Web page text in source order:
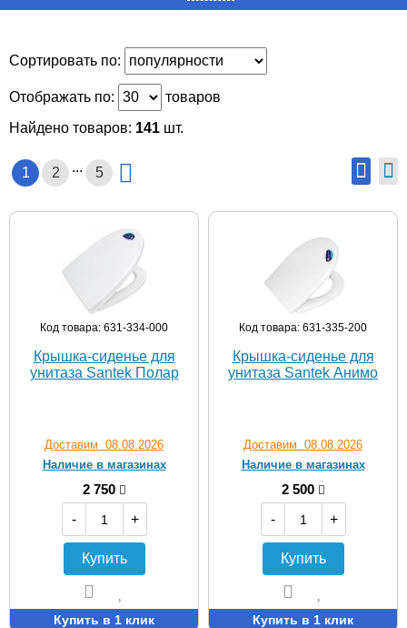
Сортировать по:
Отображать по:
товаров
Найдено товаров: 141 шт.
1 2 ... 5
Код товара: 631-334-000
Крышка-сиденье для
унитаза Santek Полар
Доставим 08.08.2026
Наличие в магазинах
2 750
-
+
Купить
Купить в 1 клик
Код товара: 631-335-200
Крышка-сиденье для
унитаза Santek Анимо
Доставим 08.08.2026
Наличие в магазинах
2 500
-
+
Купить
Купить в 1 клик